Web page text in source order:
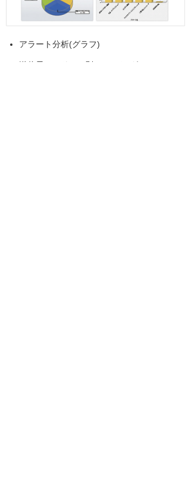
アラート分析(グラフ)
送信元IPアドレス別アラート(グラフ)